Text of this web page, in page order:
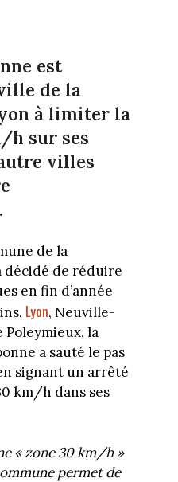
est
de la
à limiter la
h sur ses
villes
de la
décidé de réduire
en fin d’année
Lyon, Neuville-
Poleymieux, la
a sauté le pas
signant un arrêté
km/h dans ses
« zone 30 km/h »
permet de